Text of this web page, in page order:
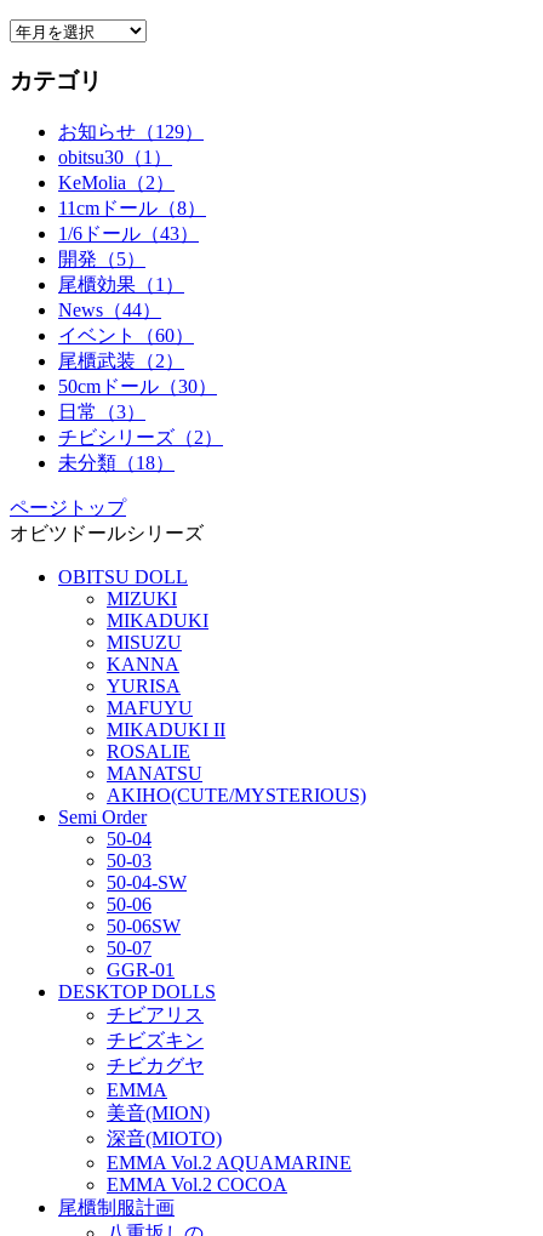
カテゴリ
お知らせ（129）
obitsu30（1）
KeMolia（2）
11cmドール（8）
1/6ドール（43）
開発（5）
尾櫃効果（1）
News（44）
イベント（60）
尾櫃武装（2）
50cmドール（30）
日常（3）
チビシリーズ（2）
未分類（18）
ページトップ
オビツドールシリーズ
OBITSU DOLL
MIZUKI
MIKADUKI
MISUZU
KANNA
YURISA
MAFUYU
MIKADUKI II
ROSALIE
MANATSU
AKIHO(CUTE/MYSTERIOUS)
Semi Order
50-04
50-03
50-04-SW
50-06
50-06SW
50-07
GGR-01
DESKTOP DOLLS
チビアリス
チビズキン
チビカグヤ
EMMA
美音(MION)
深音(MIOTO)
EMMA Vol.2 AQUAMARINE
EMMA Vol.2 COCOA
尾櫃制服計画